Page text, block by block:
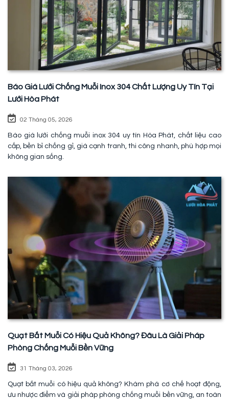
Báo Giá Lưới Chống Muỗi Inox 304 Chất Lượng Uy Tín Tại
Lưới Hòa Phát
02 Tháng 05, 2026
Báo giá lưới chống muỗi inox 304 uy tín Hòa Phát, chất liệu cao
cấp, bền bỉ chống gỉ, giá cạnh tranh, thi công nhanh, phù hợp mọi
không gian sống.
Quạt Bắt Muỗi Có Hiệu Quả Không? Đâu Là Giải Pháp
Phòng Chống Muỗi Bền Vững
31 Tháng 03, 2026
Quạt bắt muỗi có hiệu quả không? Khám phá cơ chế hoạt động,
ưu nhược điểm và giải pháp phòng chống muỗi bền vững, an toàn